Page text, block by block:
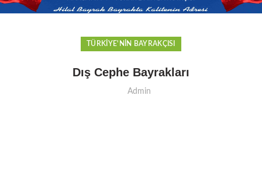
TÜRKIYE'NIN BAYRAKÇISI
Dış Cephe Bayrakları
Admin